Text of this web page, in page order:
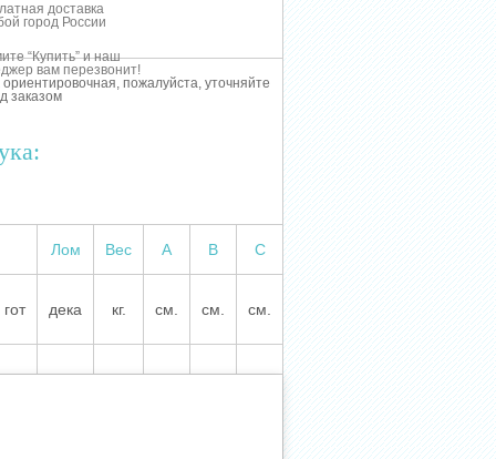
доставка
город России
“Купить” и наш
вам перезвонит!
пожалуйста, уточняйте
заказом
Лом Вес А В С
гот дека кг. см. см. см.